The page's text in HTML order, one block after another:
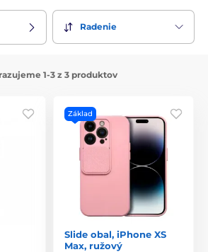
Radenie
1-3 z 3 produktov
Základ
Slide obal, iPhone XS
Max, ružový